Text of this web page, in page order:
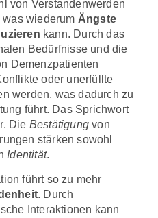
von Verstandenwerden
was wiederum Ängste
kann. Durch das
Bedürfnisse und die
Demenzpatienten
oder unerfüllte
werden, was dadurch zu
führt. Das Sprichwort
Die Bestätigungvon
stärken sowohl
Identität.
führt so zu mehr
. Durch
Interaktionen kann